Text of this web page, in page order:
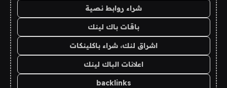
شراء روابط نصية
باقات باك لينك
اشراق لنك، شراء باكلينكات
اعلانات الباك لينك
backlinks